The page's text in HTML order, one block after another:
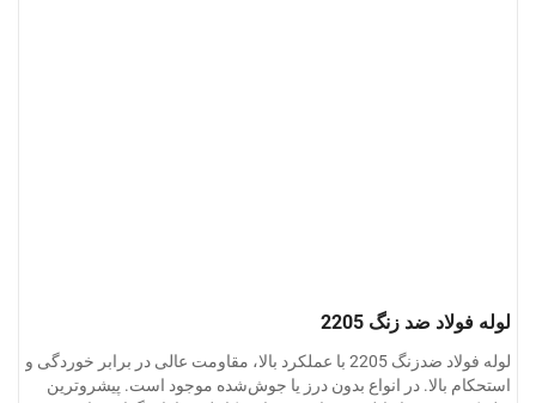
لوله فولاد ضد زنگ 2205
لوله فولاد ضدزنگ 2205 با عملکرد بالا، مقاومت عالی در برابر خوردگی و
استحکام بالا. در انواع بدون درز یا جوش‌شده موجود است. پیشروترین